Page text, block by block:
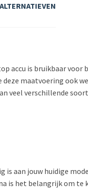
ALTERNATIEVEN
accu is bruikbaar voor
maatvoering ook
veel verschillende
is aan jouw huidige
is het belangrijk om